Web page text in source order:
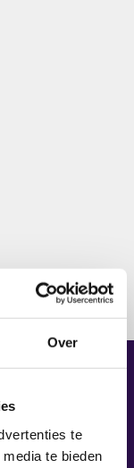
Over
te
te bieden